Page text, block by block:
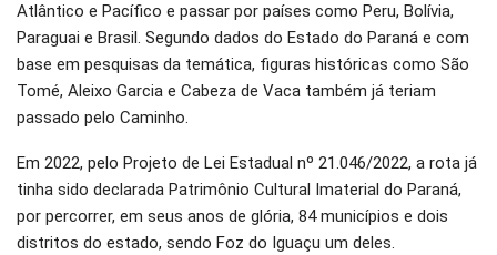
Atlântico e Pacífico e passar por países como Peru, Bolívia,
Paraguai e Brasil. Segundo dados do Estado do Paraná e com
base em pesquisas da temática, figuras históricas como São
Tomé, Aleixo Garcia e Cabeza de Vaca também já teriam
passado pelo Caminho.
Em 2022, pelo Projeto de Lei Estadual nº 21.046/2022, a rota já
tinha sido declarada Patrimônio Cultural Imaterial do Paraná,
por percorrer, em seus anos de glória, 84 municípios e dois
distritos do estado, sendo Foz do Iguaçu um deles.